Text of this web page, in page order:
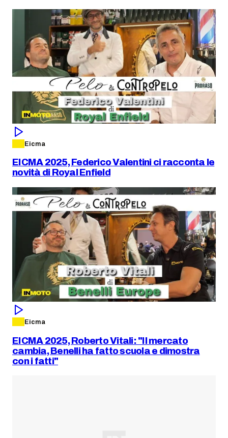
Eicma
EICMA 2025, Federico Valentini ci racconta le
novità di Royal Enfield
Eicma
EICMA 2025, Roberto Vitali: "Il mercato
cambia, Benelli ha fatto scuola e dimostra
con i fatti"